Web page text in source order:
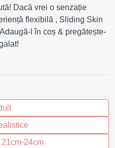
Dacă vrei o senzație
flexibilă , Sliding Skin
l în coș & pregătește-
24cm